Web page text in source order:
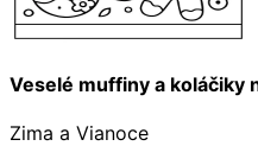
Veselé muffiny a koláčiky
Zima a Vianoce